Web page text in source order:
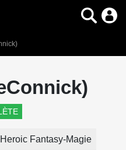
Heroic Fantasy-Magie